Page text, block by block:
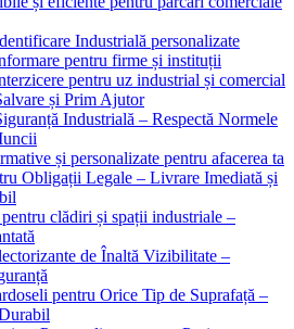
Industrială personalizate
pentru firme și instituții
pentru uz industrial și comercial
și Prim Ajutor
Industrială – Respectă Normele
și personalizate pentru afacerea ta
Obligații Legale – Livrare Imediată și
clădiri și spații industriale –
de Înaltă Vizibilitate –
pentru Orice Tip de Suprafață –